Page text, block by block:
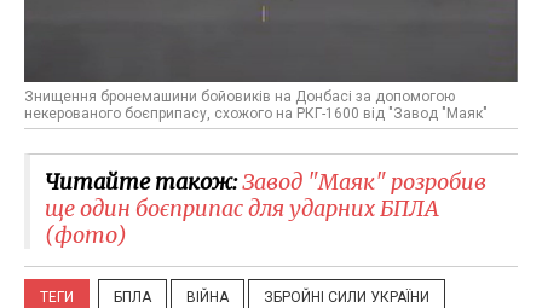
Знищення бронемашини бойовиків на Донбасі за допомогою
некерованого боєприпасу, схожого на РКГ-1600 від "Завод "Маяк"
Читайте також:Завод "Маяк" розробив
ще один боєприпас для ударних БПЛА
(фото)
ТЕГИ БПЛА ВІЙНА ЗБРОЙНІ СИЛИ УКРАЇНИ